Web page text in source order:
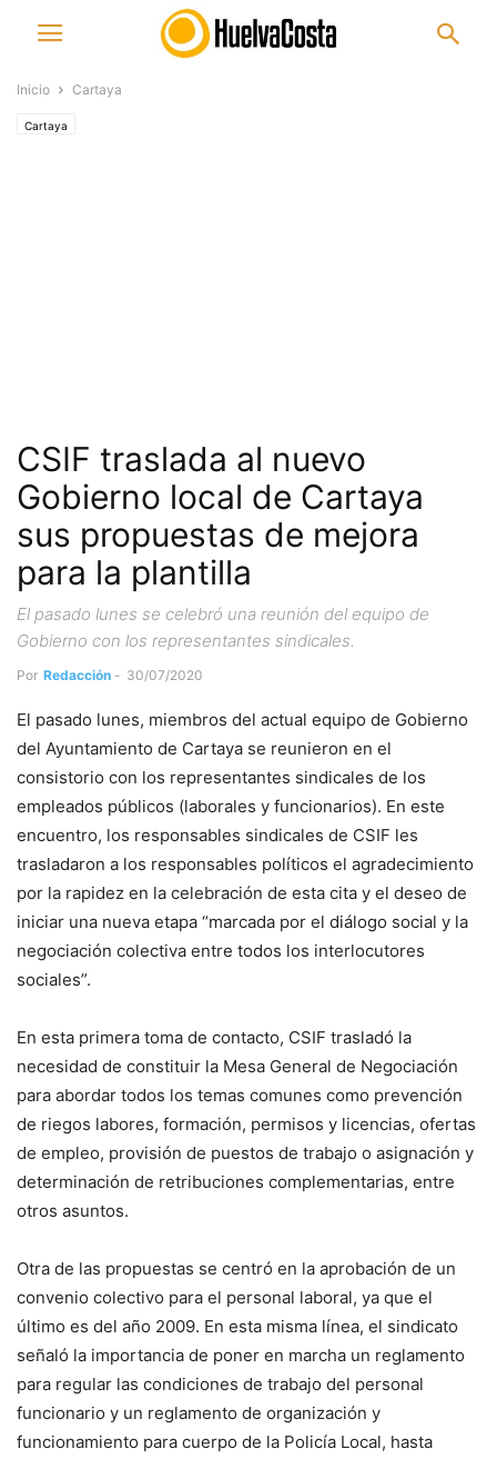
Inicio Cartaya
Cartaya
CSIF traslada al nuevo
Gobierno local de Cartaya
sus propuestas de mejora
para la plantilla
El pasado lunes se celebró una reunión del equipo de
Gobierno con los representantes sindicales.
Por Redacción - 30/07/2020
El pasado lunes, miembros del actual equipo de Gobierno
del Ayuntamiento de Cartaya se reunieron en el
consistorio con los representantes sindicales de los
empleados públicos (laborales y funcionarios). En este
encuentro, los responsables sindicales de CSIF les
trasladaron a los responsables políticos el agradecimiento
por la rapidez en la celebración de esta cita y el deseo de
iniciar una nueva etapa “marcada por el diálogo social y la
negociación colectiva entre todos los interlocutores
sociales”.
En esta primera toma de contacto, CSIF trasladó la
necesidad de constituir la Mesa General de Negociación
para abordar todos los temas comunes como prevención
de riegos labores, formación, permisos y licencias, ofertas
de empleo, provisión de puestos de trabajo o asignación y
determinación de retribuciones complementarias, entre
otros asuntos.
Otra de las propuestas se centró en la aprobación de un
convenio colectivo para el personal laboral, ya que el
último es del año 2009. En esta misma línea, el sindicato
señaló la importancia de poner en marcha un reglamento
para regular las condiciones de trabajo del personal
funcionario y un reglamento de organización y
funcionamiento para cuerpo de la Policía Local, hasta